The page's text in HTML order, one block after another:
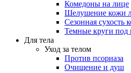
Комедоны на лице
Шелушение кожи
Сезонная сухость
Темные круги под
Для тела
Уход за телом
Против псориаза
Очищение и душ